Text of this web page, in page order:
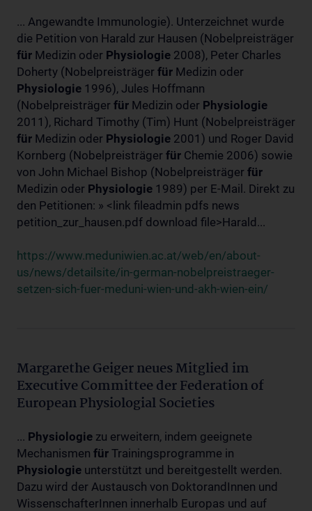
... Angewandte Immunologie). Unterzeichnet wurde
die Petition von Harald zur Hausen (Nobelpreisträger
für Medizin oder Physiologie 2008), Peter Charles
Doherty (Nobelpreisträger für Medizin oder
Physiologie 1996), Jules Hoffmann
(Nobelpreisträger für Medizin oder Physiologie
2011), Richard Timothy (Tim) Hunt (Nobelpreisträger
für Medizin oder Physiologie 2001) und Roger David
Kornberg (Nobelpreisträger für Chemie 2006) sowie
von John Michael Bishop (Nobelpreisträger für
Medizin oder Physiologie 1989) per E-Mail. Direkt zu
den Petitionen: » <link fileadmin pdfs news
petition_zur_hausen.pdf download file>Harald...
https://www.meduniwien.ac.at/web/en/about-
us/news/detailsite/in-german-nobelpreistraeger-
setzen-sich-fuer-meduni-wien-und-akh-wien-ein/
Margarethe Geiger neues Mitglied im
Executive Committee der Federation of
European Physiologial Societies
... Physiologie zu erweitern, indem geeignete
Mechanismen für Trainingsprogramme in
Physiologie unterstützt und bereitgestellt werden.
Dazu wird der Austausch von DoktorandInnen und
WissenschafterInnen innerhalb Europas und auf